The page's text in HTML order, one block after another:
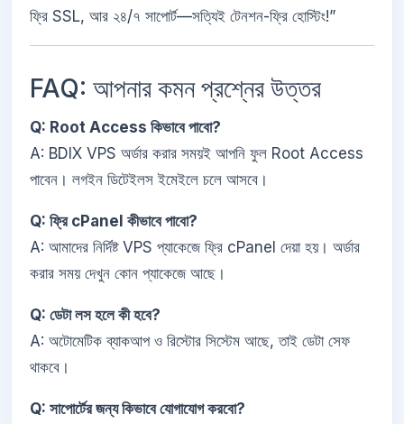
ফ্রি SSL, আর ২৪/৭ সাপোর্ট—সত্যিই টেনশন-ফ্রি হোস্টিং!”
FAQ: আপনার কমন প্রশ্নের উত্তর
Q: Root Access কিভাবে পাবো?
A: BDIX VPS অর্ডার করার সময়ই আপনি ফুল Root Access
পাবেন। লগইন ডিটেইলস ইমেইলে চলে আসবে।
Q: ফ্রি cPanel কীভাবে পাবো?
A: আমাদের নির্দিষ্ট VPS প্যাকেজে ফ্রি cPanel দেয়া হয়। অর্ডার
করার সময় দেখুন কোন প্যাকেজে আছে।
Q: ডেটা লস হলে কী হবে?
A: অটোমেটিক ব্যাকআপ ও রিস্টোর সিস্টেম আছে, তাই ডেটা সেফ
থাকবে।
Q: সাপোর্টের জন্য কিভাবে যোগাযোগ করবো?